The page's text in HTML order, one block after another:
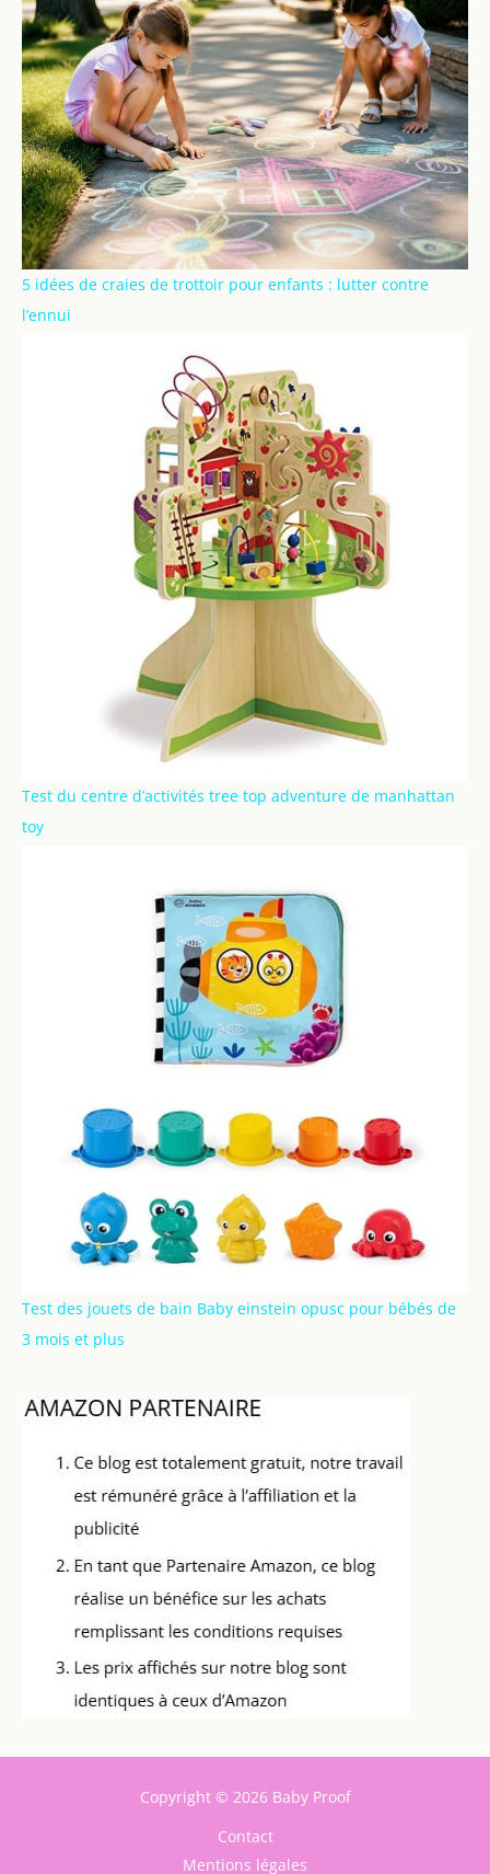
5 idées de craies de trottoir pour enfants : lutter contre
l’ennui
Test du centre d’activités tree top adventure de manhattan
toy
Test des jouets de bain Baby einstein opusc pour bébés de
3 mois et plus
Copyright © 2026 Baby Proof
Contact
Mentions légales